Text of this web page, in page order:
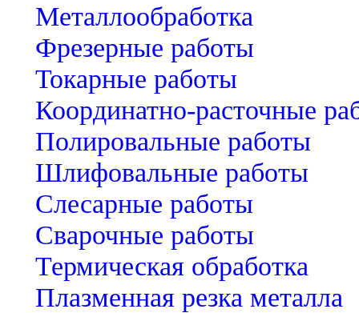
Металлообработка
Фрезерные работы
Токарные работы
Координатно-расточные
Полировальные работы
Шлифовальные работы
Слесарные работы
Сварочные работы
Термическая обработка
Плазменная резка металла